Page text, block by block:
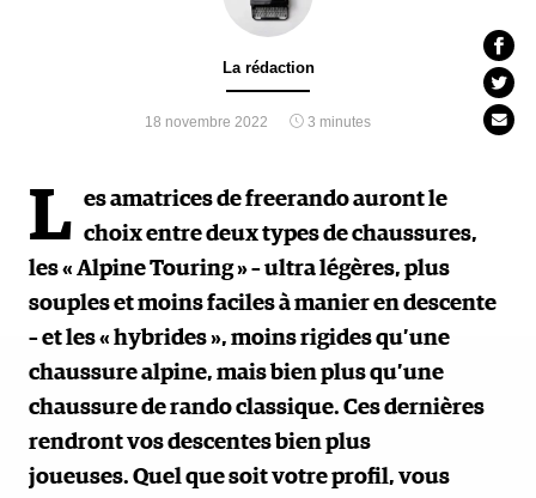
La rédaction
18 novembre 2022 3 minutes
L es amatrices de freerando auront le
choix entre deux types de chaussures,
les « Alpine Touring » – ultra légères, plus
souples et moins faciles à manier en descente
– et les « hybrides », moins rigides qu’une
chaussure alpine, mais bien plus qu’une
chaussure de rando classique. Ces dernières
rendront vos descentes bien plus
joueuses. Quel que soit votre profil, vous